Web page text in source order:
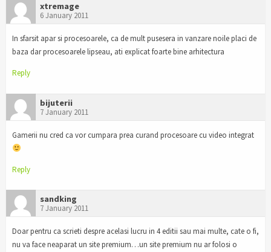
xtremage
6 January 2011
In sfarsit apar si procesoarele, ca de mult pusesera in vanzare noile placi de
baza dar procesoarele lipseau, ati explicat foarte bine arhitectura
Reply
bijuterii
7 January 2011
Gamerii nu cred ca vor cumpara prea curand procesoare cu video integrat
Reply
sandking
7 January 2011
Doar pentru ca scrieti despre acelasi lucru in 4 editii sau mai multe, cate o fi,
nu va face neaparat un site premium…un site premium nu ar folosi o